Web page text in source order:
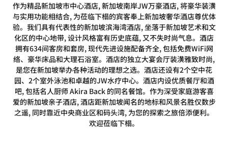
作为精品新加坡市中心酒店, 新加坡南岸JW万豪酒店, 将豪华装潢
与实用功能相结合, 为莅临下榻的宾客奉上新加坡奢华酒店尊优体
验。我们具有代表性的新加坡滨海湾酒店, 坐落于新加坡艺术和文
化区的中心地带, 设计风格富有历史底蕴, 又不失时尚气息。酒店
拥有634间客房和套房, 现代先进设施配备齐全, 包括免费WiFi网
络、豪华床品和大理石浴室。酒店的独立大宴会厅装潢雅致时尚,
是您在新加坡举办各种活动的理想之选。酒店还设有2个空中花
园、2个室外泳池和卓越的JW水疗中心。酒店内设优质餐厅和酒
吧, 包括名人厨师 Akira Back 的同名餐馆。作为深受家庭游客喜
爱的新加坡亲子酒店, 酒店距新加坡闻名的地标和风景名胜仅数步
之遥, 同时靠近中央商业区和码头湾, 为您的探索之旅倍添便利。
欢迎莅临下榻。